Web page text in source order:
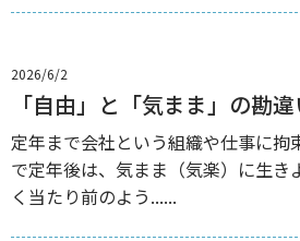
2026/6/2
「自由」と「気まま」の勘
定年まで会社という組織や仕事に拘
で定年後は、気まま（気楽）に生き
く当たり前のよう......